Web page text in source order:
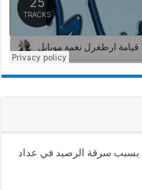
بسبب سرقة الرصيد في عداد